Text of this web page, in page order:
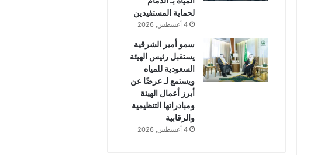
لحماية المستفيدين
4 أغسطس, 2026
سمو أمير الشرقية
يستقبل رئيس الهيئة
السعودية للمياه
ويستمع لـ عرضًا عن
أبرز أعمال الهيئة
ومبادراتها التنظيمية
والرقابية
4 أغسطس, 2026